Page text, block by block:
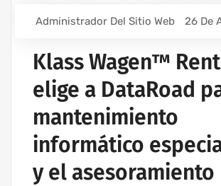
Administrador Del Sitio Web 26 De
Klass Wagen™
elige a DataRoad
mantenimiento
informático
y el asesoramiento